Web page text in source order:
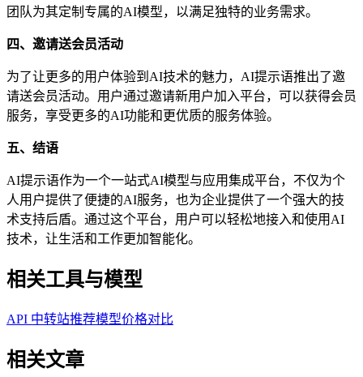
团队为其定制专属的AI模型，以满足独特的业务需求。
四、邀请送会员活动
为了让更多的用户体验到AI技术的魅力，AI提示语推出了邀
请送会员活动。用户通过邀请新用户加入平台，可以获得会员
服务，享受更多的AI功能和更优质的服务体验。
五、结语
AI提示语作为一个一站式AI模型与应用集成平台，不仅为个
人用户提供了便捷的AI服务，也为企业提供了一个强大的技
术支持后盾。通过这个平台，用户可以轻松地接入和使用AI
技术，让生活和工作更加智能化。
相关工具与模型
API 中转站推荐模型价格对比
相关文章